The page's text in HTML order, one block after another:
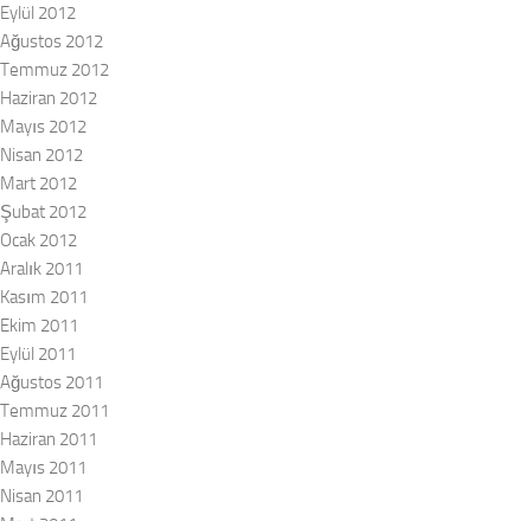
Eylül 2012
Ağustos 2012
Temmuz 2012
Haziran 2012
Mayıs 2012
Nisan 2012
Mart 2012
Şubat 2012
Ocak 2012
Aralık 2011
Kasım 2011
Ekim 2011
Eylül 2011
Ağustos 2011
Temmuz 2011
Haziran 2011
Mayıs 2011
Nisan 2011